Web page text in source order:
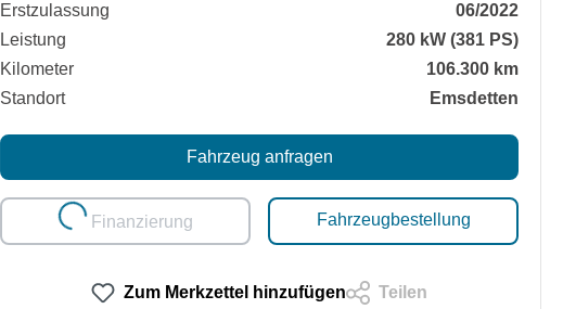
Erstzulassung
06/2022
Leistung
280 kW (381 PS)
Kilometer
106.300 km
Standort
Emsdetten
Fahrzeug anfragen
Loading...
Finanzierung Fahrzeugbestellung
Zum Merkzettel hinzufügen Teilen